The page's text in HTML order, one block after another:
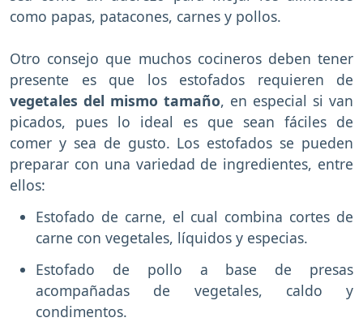
como papas, patacones, carnes y pollos.
Otro consejo que muchos cocineros deben tener
presente es que los estofados requieren de
vegetales del mismo tamaño, en especial si van
picados, pues lo ideal es que sean fáciles de
comer y sea de gusto. Los estofados se pueden
preparar con una variedad de ingredientes, entre
ellos:
Estofado de carne, el cual combina cortes de
carne con vegetales, líquidos y especias.
Estofado de pollo a base de presas
acompañadas de vegetales, caldo y
condimentos.